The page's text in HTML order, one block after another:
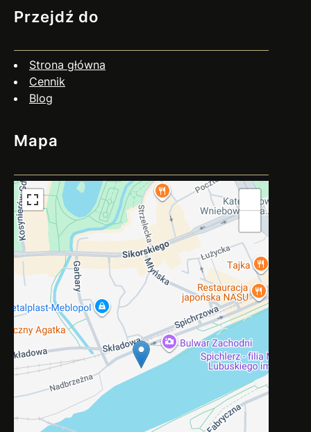
dłużnikiem często przynosi zaskakująco pozytywne
efekty. Dlaczego warto negocjować? Jak się
zawsze. Jeśli dłużnik wyraźnie unika kontaktu, działa
nieuczciwie…
Przejdź do
Strona główna
Cennik
Blog
Mapa